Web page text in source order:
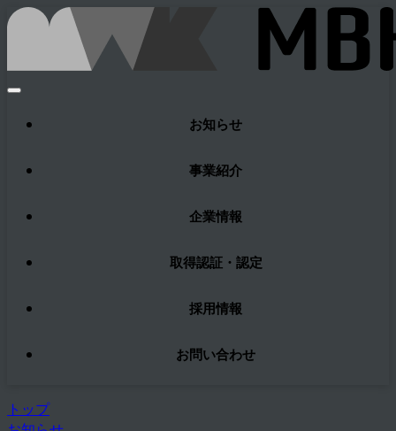
お知らせ
事業紹介
企業情報
取得認証・認定
採用情報
お問い合わせ
トップ